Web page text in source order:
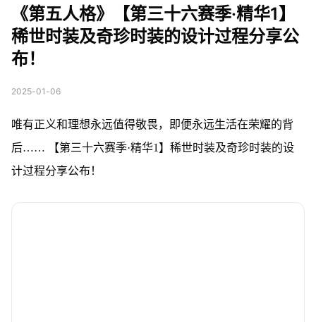
程分享公布！
《第五人格》【第三十六赛季·精华1】
稀世时装及奇珍时装的设计过程分享公
布！
2025-01-06
唯有正义和理想永远值得敬畏，即便永远生活在荣耀的背
后…… 【第三十六赛季·精华1】稀世时装及奇珍时装的设
计过程分享公布！